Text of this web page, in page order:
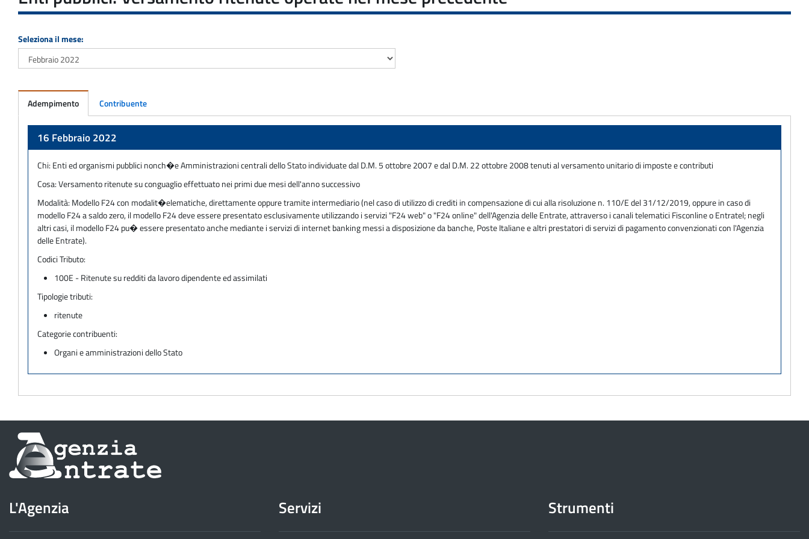
Seleziona il mese:
Adempimento Contribuente
16 Febbraio 2022
Chi: Enti ed organismi pubblici nonch�e Amministrazioni centrali dello Stato individuate dal D.M. 5 ottobre 2007 e dal D.M. 22 ottobre 2008 tenuti al versamento unitario di imposte e contributi
Cosa:Versamento ritenute su conguaglio effettuato nei primi due mesi dell'anno successivo
Modalità: Modello F24 con modalit�elematiche, direttamente oppure tramite intermediario (nel caso di utilizzo di crediti in compensazione di cui alla risoluzione n. 110/E del 31/12/2019, oppure in caso di
modello F24 a saldo zero, il modello F24 deve essere presentato esclusivamente utilizzando i servizi "F24 web" o "F24 online" dell'Agenzia delle Entrate, attraverso i canali telematici Fisconline o Entratel; negli
altri casi, il modello F24 pu� essere presentato anche mediante i servizi di internet banking messi a disposizione da banche, Poste Italiane e altri prestatori di servizi di pagamento convenzionati con l'Agenzia
delle Entrate).
Codici Tributo:
100E - Ritenute su redditi da lavoro dipendente ed assimilati
Tipologie tributi:
ritenute
Categorie contribuenti:
Organi e amministrazioni dello Stato
Informazioni
sul
dell'Agenzia
delle
L'Agenzia Servizi Strumenti